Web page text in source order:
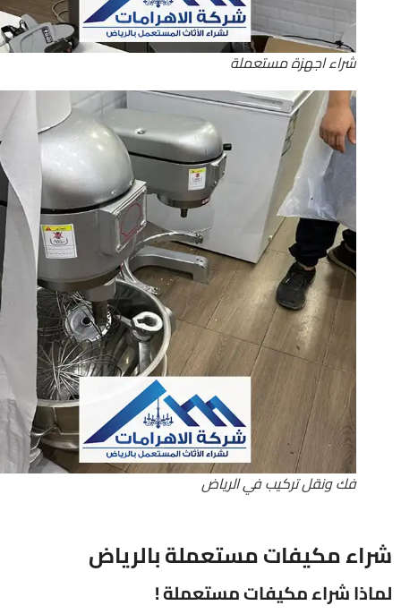
شراء اجهزة مستعملة
فك ونقل تركيب في الرياض
مكيفات مستعملة بالرياض
شراء مكيفات مستعملة !